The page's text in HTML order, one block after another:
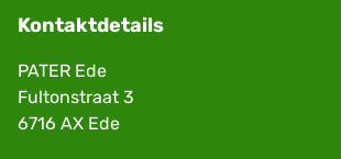
Kontaktdetails
PATER Ede
Fultonstraat 3
6716 AX Ede